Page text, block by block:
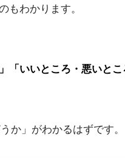
もわかります。
「いいところ・悪いとこ
か」がわかるはずです。